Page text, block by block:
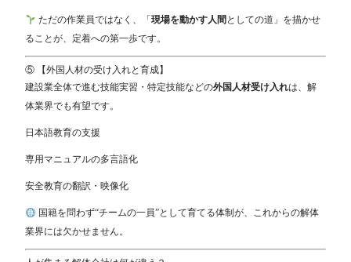
ただの作業員ではなく、「現場を動かす人間 としての道」を描かせ
ることが、定着への第一歩です。
⑤ 【外国人材の受け入れと育成】
建設業全体で進む技能実習・特定技能などの外国人材受け入れは、解
体業界でも有望です。
日本語教育の支援
専用マニュアルの多言語化
安全教育の翻訳・映像化
国籍を問わず“チームの一員”として育てる体制が、これからの解体
業界には欠かせません。